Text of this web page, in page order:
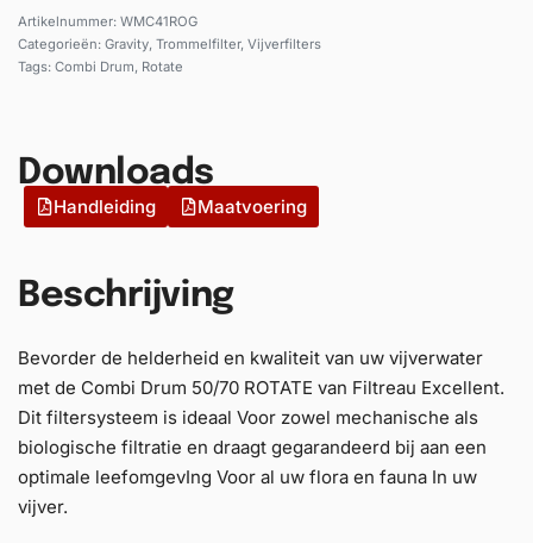
WMC41ROG
Categorieën: Gravity, Trommelfilter, Vijverfilters
Tags: Combi Drum, Rotate
Downloads
Handleiding Maatvoering
Beschrijving
Bevorder de helderheid en kwaliteit van uw vijverwater
met de Combi Drum 50/70 ROTATE van Filtreau Excellent.
Dit filtersysteem is ideaal Voor zowel mechanische als
biologische filtratie en draagt gegarandeerd bij aan een
optimale leefomgevIng Voor al uw flora en fauna In uw
vijver.